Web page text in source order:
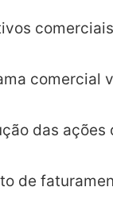
comercial
das ações
de